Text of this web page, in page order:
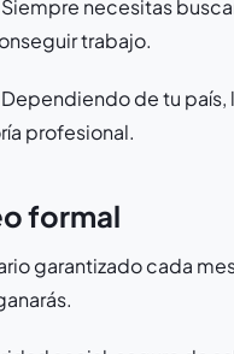
necesitas
trabajo.
de tu
profesional.
formal
garantizado cada